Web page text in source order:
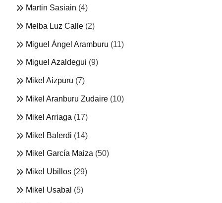
Martin Sasiain (4)
Melba Luz Calle (2)
Miguel Ángel Aramburu (11)
Miguel Azaldegui (9)
Mikel Aizpuru (7)
Mikel Aranburu Zudaire (10)
Mikel Arriaga (17)
Mikel Balerdi (14)
Mikel García Maiza (50)
Mikel Ubillos (29)
Mikel Usabal (5)